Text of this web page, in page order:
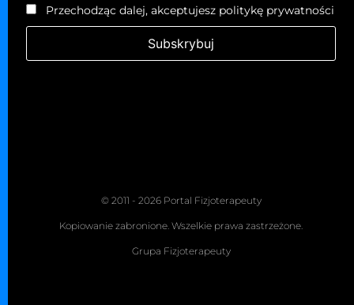
Przechodząc dalej, akceptujesz politykę prywatności
© 2011 - 2026 Portal Fizjoterapeuty
Kopiowanie zabronione. Wszelkie prawa zastrzeżone.
Grupa Fizjoterapeuty